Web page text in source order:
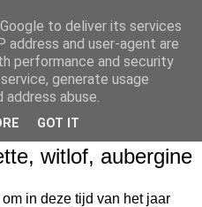
als thuis
witlof, aubergine
in deze tijd van het jaar
to deliver its services
address and user-agent are
performance and security
generate usage
abuse.
GOT IT